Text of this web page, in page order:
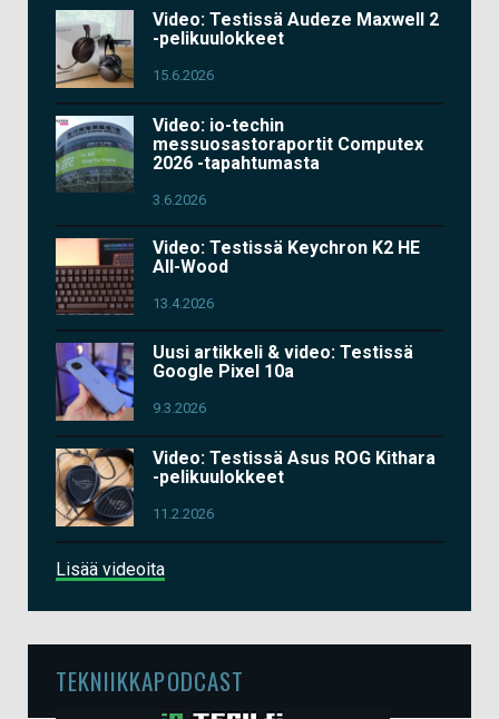
Video: Testissä Audeze Maxwell 2
-pelikuulokkeet
15.6.2026
Video: io-techin
messuosastoraportit Computex
2026 -tapahtumasta
3.6.2026
Video: Testissä Keychron K2 HE
All-Wood
13.4.2026
Uusi artikkeli & video: Testissä
Google Pixel 10a
9.3.2026
Video: Testissä Asus ROG Kithara
-pelikuulokkeet
11.2.2026
Lisää videoita
TEKNIIKKAPODCAST